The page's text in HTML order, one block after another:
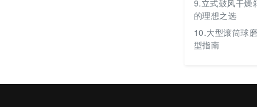
9.立式鼓风干燥
的理想之选
10.大型滚筒球
型指南